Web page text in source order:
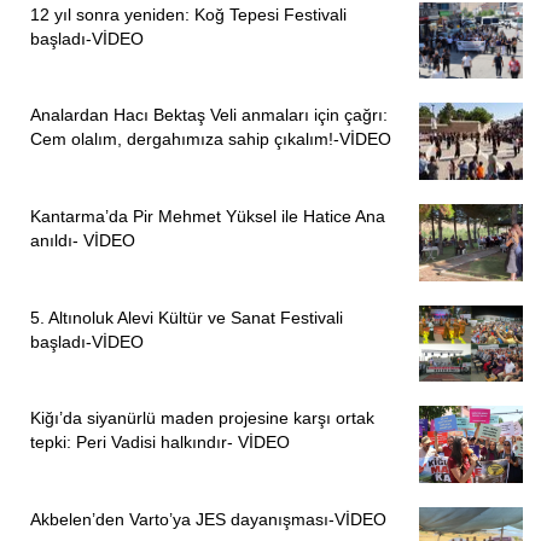
çocuklardan bahsediyoruz. Genel perspektif üç yaş
sınırının konulması yönünde. Ancak bunu düzenlemek için
Öncelikle yapılması gereken çocuk istismarının
önlenmesidir. Çocuk İstismarını Önleme ve Araştırma
Komisyonu üyesiydim, bir rapor hazırlandı. Bu rapora
sayfalarca öneride bulunduk. Önerilerimizin büyük bir kısmı
rapora girdi. Buna rağmen onlarca sayfalık muhalefet şerhi
Komisyonu’nun kurulmasıdır. Acilen bu komisyonun
kurularak, faaliyete başlaması gerekiyor. Komisyonun
politika yürütmesi, eğitimlerinin sağlanmasına ilişkin
önlemleri alması gerekir.
*Cumhurbaşkanı Erdoğan, değişikliğinin yeniden
düzenlenerek gündeme getirileceğini açıkladı. Adalet
12 yıl sonra yeniden: Koğ Tepesi Festivali
başladı-VİDEO
Analardan Hacı Bektaş Veli anmaları için çağrı:
Cem olalım, dergahımıza sahip çıkalım!-VİDEO
Kantarma’da Pir Mehmet Yüksel ile Hatice Ana
anıldı- VİDEO
5. Altınoluk Alevi Kültür ve Sanat Festivali
başladı-VİDEO
Kiğı’da siyanürlü maden projesine karşı ortak
tepki: Peri Vadisi halkındır- VİDEO
Akbelen’den Varto’ya JES dayanışması-VİDEO